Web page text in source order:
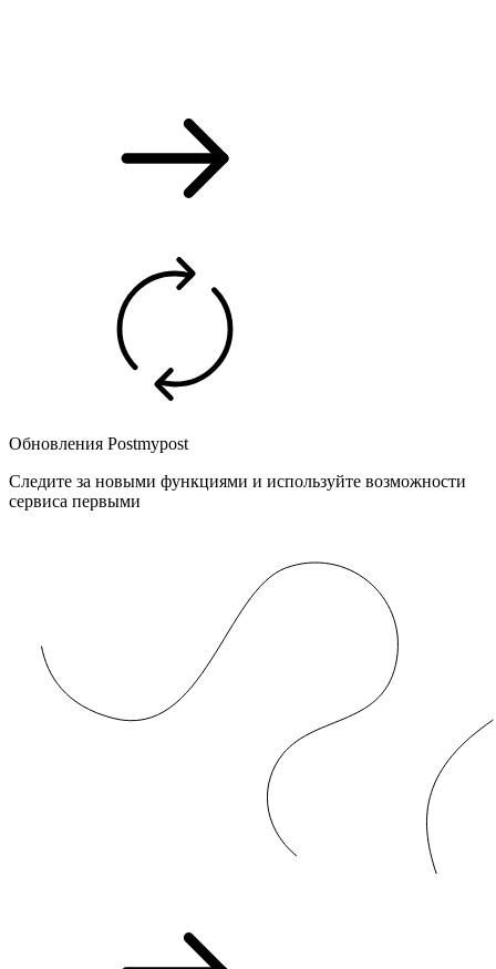
Обновления Postmypost
Следите за новыми функциями и используйте возможности
сервиса первыми